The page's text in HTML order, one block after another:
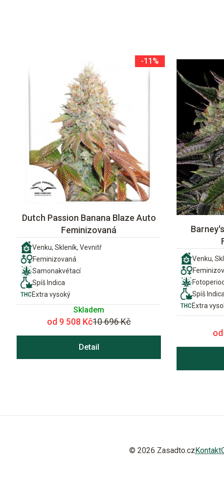
-11%
Dutch Passion Banana Blaze Auto
Feminizovaná
Venku, Skleník, Vevnitř
Feminizovaná
Samonakvétací
Spíš Indica
Extra vysoký
Skladem
od 9 508 Kč10 696 Kč
Detail
Venku,
Spíš Indica
Extra
Kontakt
© 2026 Zasadto.cz